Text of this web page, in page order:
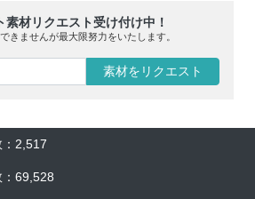
素材リクエスト受け付け中！
きませんが最大限努力をいたします。
素材をリクエスト
2,517
69,528